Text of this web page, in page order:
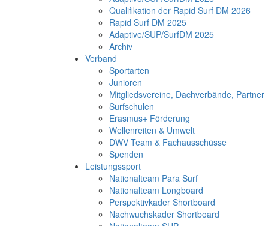
Qualifikation der Rapid Surf DM 2026
Rapid Surf DM 2025
Adaptive/SUP/SurfDM 2025
Archiv
Verband
Sportarten
Junioren
Mitgliedsvereine, Dachverbände, Partner
Surfschulen
Erasmus+ Förderung
Wellenreiten & Umwelt
DWV Team & Fachausschüsse
Spenden
Leistungssport
Nationalteam Para Surf
Nationalteam Longboard
Perspektivkader Shortboard
Nachwuchskader Shortboard